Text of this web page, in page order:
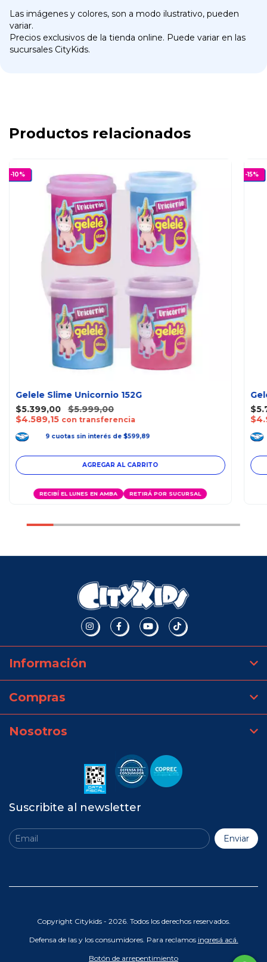
Las imágenes y colores, son a modo ilustrativo, pueden
variar.
Precios exclusivos de la tienda online. Puede variar en las
sucursales CityKids.
Productos relacionados
-10%
Gelele Slime Unicornio 152G
$5.399,00
$5.999,00
$4.589,15 con transferencia
9 cuotas sin interés de $599,89
RECIBÍ EL LUNES EN AMBA RETIRÁ POR SUCURSAL
-15%
Información
Compras
Nosotros
Suscribite al newsletter
Copyright Citykids - 2026. Todos los derechos reservados.
Defensa de las y los consumidores. Para reclamos ingresá acá.
Botón de arrepentimiento